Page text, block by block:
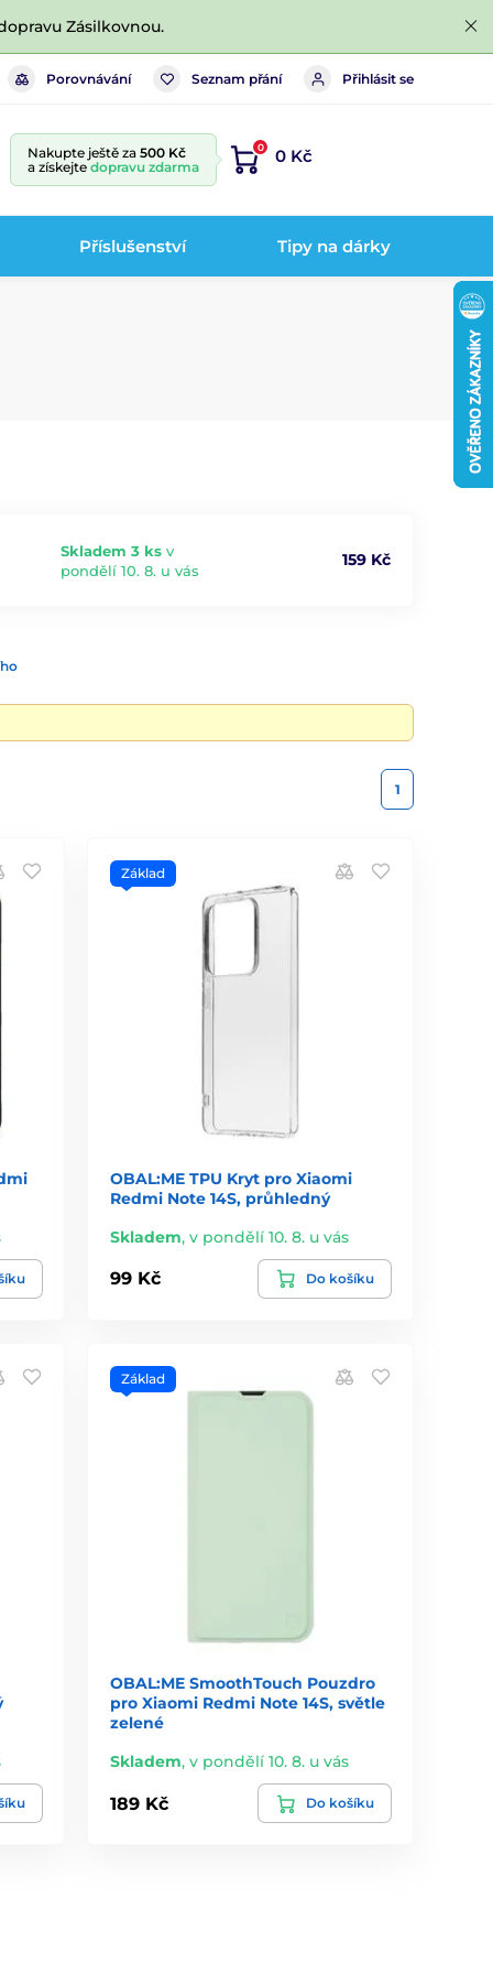
Zásilkovnou.
Porovnávání Seznam přání Přihlásit se
Nakupte ještě za 500 Kč
a získejte dopravu zdarma
0 0 Kč
Příslušenství Tipy na dárky
Skladem 3 ks v
pondělí 10. 8. u vás
159 Kč
1
Základ
OBAL:ME TPU Kryt pro Xiaomi
Redmi Note 14S, průhledný
Skladem,v pondělí 10. 8. u vás
99 Kč Do košíku
Základ
OBAL:ME SmoothTouch Pouzdro
pro Xiaomi Redmi Note 14S, světle
zelené
Skladem,v pondělí 10. 8. u vás
189 Kč Do košíku